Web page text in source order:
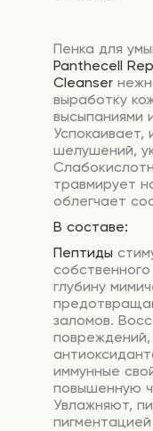
Пенка для
Panthecell
Cleanser
выработку
высыпаниями
Успокаивает,
шелушений,
травмирует
облегчает
В составе:
Пептиды
глубину
заломов.
иммунные
повышенную
Увлажняют,